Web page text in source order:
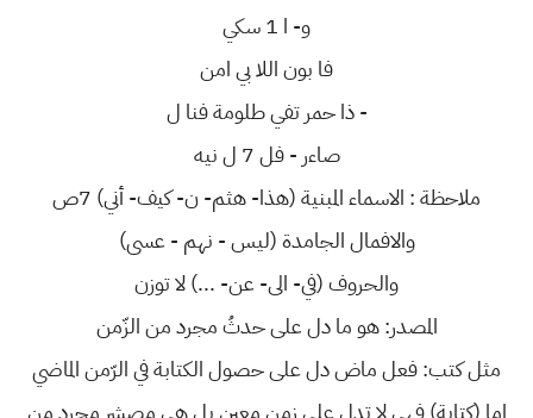
و- ا 1 سكي
فا بون اللا بي امن
- ذا حمر تفي طلومة فنا ل
صاءر - فل 7 ل نيه
ملاحظة : الاسماء المبنية (هذا- هثم- ن- كيف- أني) 7ص
والافمال الجامدة (ليس - نهم - عسى)
والحروف (في- الى- عن- ...) لا توزن
المصدر: هو ما دل على حدثُ مجرد من الزّمن
مثل كتب: فعل ماض دل على حصول الكتابة في الرّمن الماضي
اما (كتابة) فهي لا تدل على زمن معين بل هي مصشر مجرد من